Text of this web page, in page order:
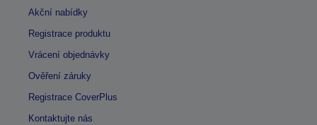
Akční nabídky
Registrace produktu
Vrácení objednávky
Ověření záruky
Registrace CoverPlus
Kontaktujte nás